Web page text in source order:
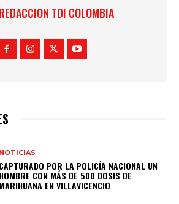
REDACCION TDI COLOMBIA
NOTICIAS
CAPTURADO POR LA POLICÍA NACIONAL UN
HOMBRE CON MÁS DE 500 DOSIS DE
MARIHUANA EN VILLAVICENCIO